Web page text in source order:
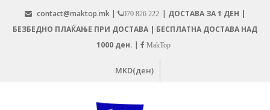
content
contact@maktop.mk | 070 826 222 | ДОСТАВА ЗА 1 ДЕН |
БЕЗБЕДНО ПЛАЌАЊЕ ПРИ ДОСТАВА | БЕСПЛАТНА ДОСТАВА НАД
1000 ден. | MakTop
MKD(ден)